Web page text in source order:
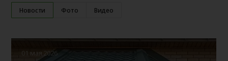
Новости Фото Видео
01 мая 2026